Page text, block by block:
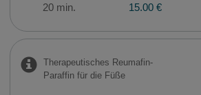
20 min. 15.00 €
Therapeutisches Reumafin-
Paraffin für die Füße